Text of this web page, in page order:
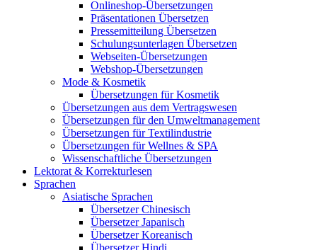
Onlineshop-Übersetzungen
Präsentationen Übersetzen
Pressemitteilung Übersetzen
Schulungsunterlagen Übersetzen
Webseiten-Übersetzungen
Webshop-Übersetzungen
Mode & Kosmetik
Übersetzungen für Kosmetik
Übersetzungen aus dem Vertragswesen
Übersetzungen für den Umweltmanagement
Übersetzungen für Textilindustrie
Übersetzungen für Wellnes & SPA
Wissenschaftliche Übersetzungen
Lektorat & Korrekturlesen
Sprachen
Asiatische Sprachen
Übersetzer Chinesisch
Übersetzer Japanisch
Übersetzer Koreanisch
Übersetzer Hindi